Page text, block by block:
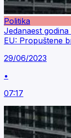
Politika
Jedanaest
EU: Propuštene
29/06/2023
•
07:17